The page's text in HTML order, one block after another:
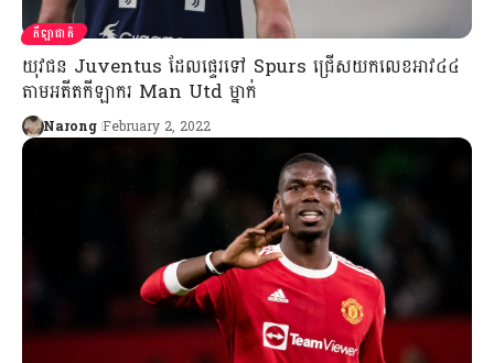
កីឡាជាតិ
យុវជន Juventus ដែលផ្ទេរទៅ Spurs ជ្រើសយកលេខអាវ៤៤
តាមអតីតកីឡាករ Man Utd​ ម្នាក់
Narong February 2, 2022